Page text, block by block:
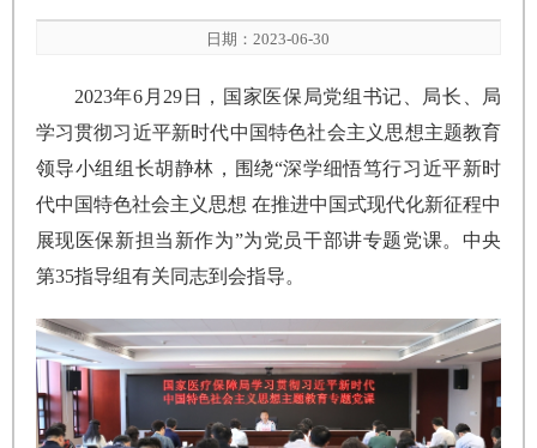
日期：2023-06-30
2023年6月29日，国家医保局党组书记、局长、局
学习贯彻习近平新时代中国特色社会主义思想主题教育
领导小组组长胡静林，围绕“深学细悟笃行习近平新时
代中国特色社会主义思想 在推进中国式现代化新征程中
展现医保新担当新作为”为党员干部讲专题党课。中央
第35指导组有关同志到会指导。